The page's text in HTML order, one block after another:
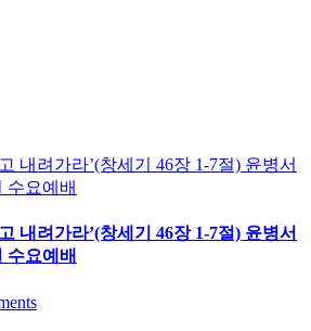
내려가라’(창세기 46장 1-7절) 윤병서
수요예배
내려가라’(창세기 46장 1-7절) 윤병서
수요예배